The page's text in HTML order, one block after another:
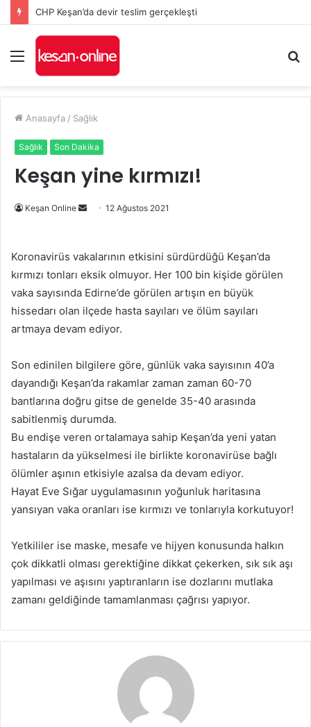
CHP Keşan’da devir teslim gerçekleşti
Menü
...
Anasayfa / Sağlık
Sağlık Son Dakika
Keşan yine kırmızı!
Keşan Online
Bir
göndermek
12 Ağustos 2021
Koronavirüs vakalarının etkisini sürdürdüğü Keşan’da
kırmızı tonları eksik olmuyor. Her 100 bin kişide görülen
vaka sayısında Edirne’de görülen artışın en büyük
hissedarı olan ilçede hasta sayıları ve ölüm sayıları
artmaya devam ediyor.
Son edinilen bilgilere göre, günlük vaka sayısının 40’a
dayandığı Keşan’da rakamlar zaman zaman 60-70
bantlarına doğru gitse de genelde 35-40 arasında
sabitlenmiş durumda.
Bu endişe veren ortalamaya sahip Keşan’da yeni yatan
hastaların da yükselmesi ile birlikte koronavirüse bağlı
ölümler aşının etkisiyle azalsa da devam ediyor.
Hayat Eve Sığar uygulamasının yoğunluk haritasına
yansıyan vaka oranları ise kırmızı ve tonlarıyla korkutuyor!
Yetkililer ise maske, mesafe ve hijyen konusunda halkın
çok dikkatli olması gerektiğine dikkat çekerken, sık sık aşı
yapılması ve aşısını yaptıranların ise dozlarını mutlaka
zamanı geldiğinde tamamlanması çağrısı yapıyor.